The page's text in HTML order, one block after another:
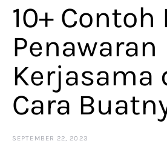
10+ Contoh
Penawaran
Kerjasama
Cara
SEPTEMBER 22, 2023